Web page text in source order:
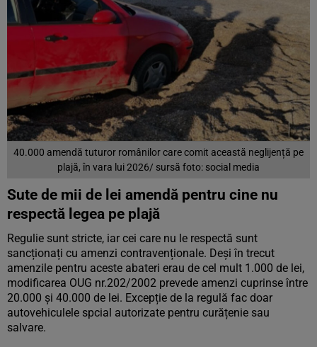
40.000 amendă tuturor românilor care comit această neglijență pe
plajă, în vara lui 2026/ sursă foto: social media
Sute de mii de lei amendă pentru cine nu
respectă legea pe plajă
Regulie sunt stricte, iar cei care nu le respectă sunt
sancționați cu amenzi contravenționale. Deși în trecut
amenzile pentru aceste abateri erau de cel mult 1.000 de lei,
modificarea OUG nr.202/2002 prevede amenzi cuprinse între
20.000 și 40.000 de lei. Excepție de la regulă fac doar
autovehiculele spcial autorizate pentru curățenie sau
salvare.